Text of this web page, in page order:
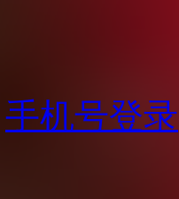
手机号登录